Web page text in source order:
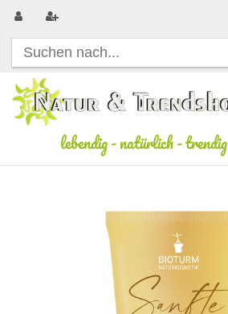
lebendig-natürlich-trendig